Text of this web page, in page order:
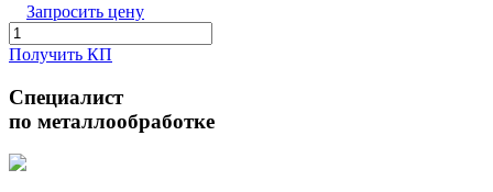
Запросить цену
Получить КП
Специалист
по металлообработке